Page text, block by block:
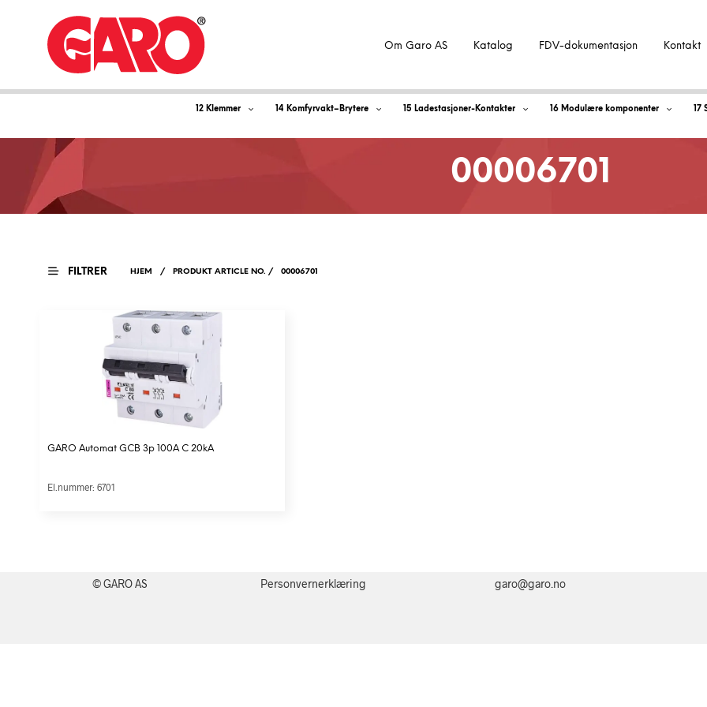
12 Klemmer 14 Komfyrvakt–Brytere 15 Ladestasjoner-Kontakter 16 Modulære komponenter
Om Garo AS Katalog FDV-dokumentasjon Kontakt
00006701
FILTRER HJEM / PRODUKT ARTICLE NO. / 00006701
GARO Automat GCB 3p 100A C 20kA
El.nummer: 6701
© GARO AS Personvernerklæring garo@garo.no